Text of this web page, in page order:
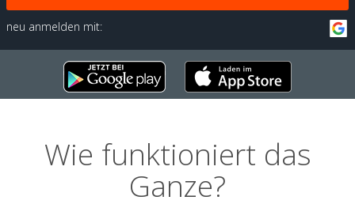
neu anmelden mit:
Wie funktioniert das
Ganze?